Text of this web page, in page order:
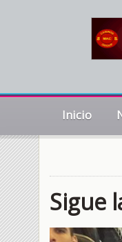
Inicio
Sigue